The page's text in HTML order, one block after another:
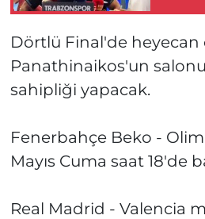
Dörtlü Final'de heyecan
Panathinaikos'un
sahipliği yapacak.
Fenerbahçe Beko -
Mayıs Cuma saat 18'de
Real Madrid - Valencia